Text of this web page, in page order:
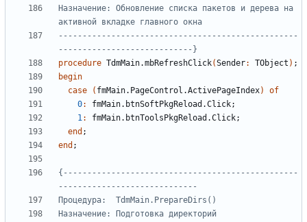
Назначение: Обновление списка пакетов и дерева на
--------------------------------------------------
----------------------------}
procedure TdmMain.mbRefreshClick(Sender: TObject ) ;
begin
case
( fmMain. PageControl .ActivePageIndex)
of
0: fmMain. btnSoftPkgReload .Click;
1: fmMain. btnToolsPkgReload .Click;
end ;
end ;
{-------------------------------------------------